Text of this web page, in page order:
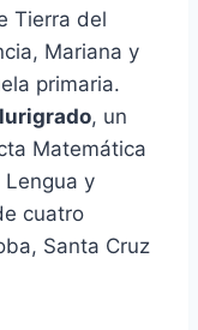
Tierra del
Mariana y
primaria.
, un
Matemática
Lengua y
cuatro
Santa Cruz